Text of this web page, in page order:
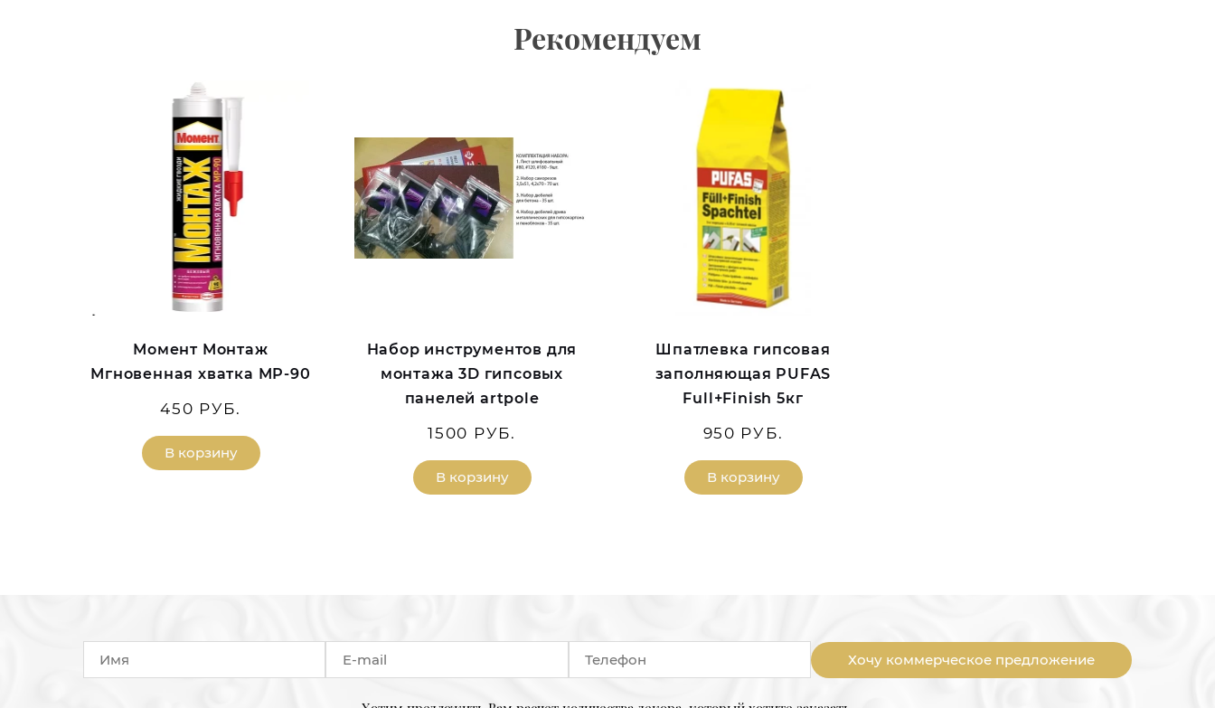
Рекомендуем
Момент Монтаж
Мгновенная хватка МР-90
450 РУБ.
В корзину
Набор инструментов для
монтажа 3D гипсовых
панелей artpole
1500 РУБ.
В корзину
Шпатлевка гипсовая
заполняющая PUFAS
Full+Finish 5кг
950 РУБ.
В корзину
Хочу коммерческое предложение